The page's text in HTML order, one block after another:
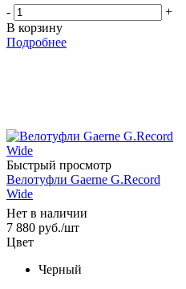
-
+
В корзину
Подробнее
Быстрый просмотр
Велотуфли Gaerne G.Record
Wide
Нет в наличии
7 880 руб./шт
Цвет
Черный